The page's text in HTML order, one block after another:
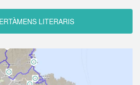
LITERARIS